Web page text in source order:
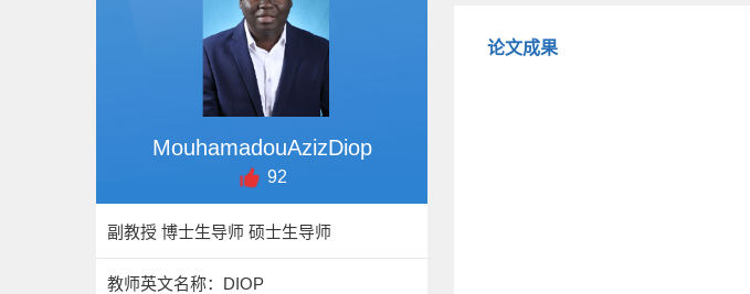
MouhamadouAzizDiop
92
副教授 博士生导师 硕士生导师
教师英文名称：DIOP
论文成果